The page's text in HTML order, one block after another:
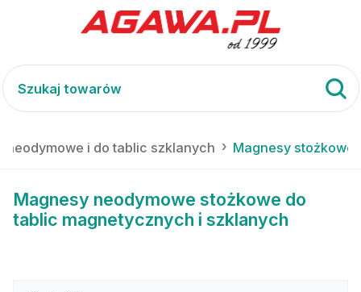
neodymowe i do tablic szklanych Magnesy stożkowe
Magnesy neodymowe stożkowe do
tablic magnetycznych i szklanych